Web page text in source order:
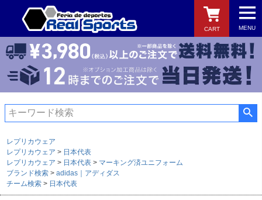
MENU
CART
検索
レプリカウェア
レプリカウェア
日本代表
レプリカウェア
日本代表
マーキング済ユニフォーム
ブランド検索
adidas｜アディダス
チーム検索
日本代表